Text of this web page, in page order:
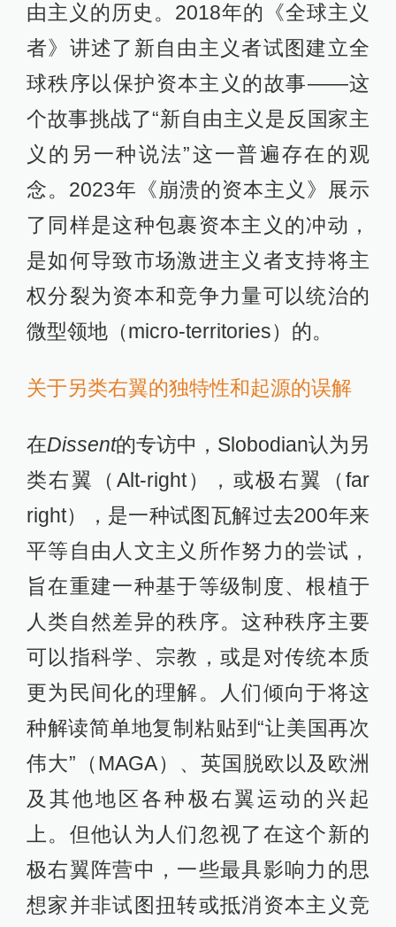
由主义的历史。2018年的《全球主义
者》讲述了新自由主义者试图建立全
球秩序以保护资本主义的故事——这
个故事挑战了“新自由主义是反国家主
义的另一种说法”这一普遍存在的观
念。2023年《崩溃的资本主义》展示
了同样是这种包裹资本主义的冲动，
是如何导致市场激进主义者支持将主
权分裂为资本和竞争力量可以统治的
微型领地（micro-territories）的。
关于另类右翼的独特性和起源的误解
在Dissent的专访中，Slobodian认为另
类右翼（Alt-right），或极右翼（far
right），是一种试图瓦解过去200年来
平等自由人文主义所作努力的尝试，
旨在重建一种基于等级制度、根植于
人类自然差异的秩序。这种秩序主要
可以指科学、宗教，或是对传统本质
更为民间化的理解。人们倾向于将这
种解读简单地复制粘贴到“让美国再次
伟大”（MAGA）、英国脱欧以及欧洲
及其他地区各种极右翼运动的兴起
上。但他认为人们忽视了在这个新的
极右翼阵营中，一些最具影响力的思
想家并非试图扭转或抵消资本主义竞